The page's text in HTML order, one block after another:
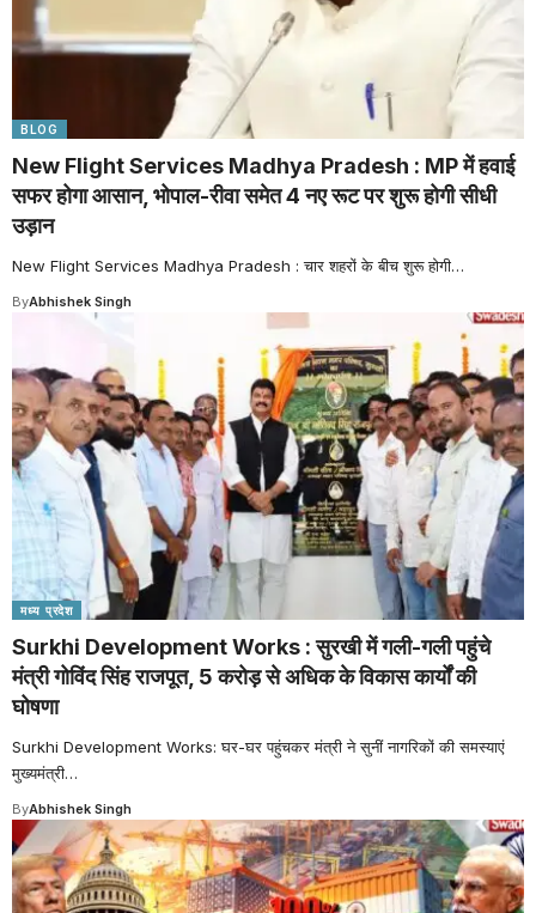
BLOG
New Flight Services Madhya Pradesh : MP में हवाई
सफर होगा आसान, भोपाल-रीवा समेत 4 नए रूट पर शुरू होगी सीधी
उड़ान
New Flight Services Madhya Pradesh : चार शहरों के बीच शुरू होगी…
ByAbhishek Singh
मध्य प्रदेश
Surkhi Development Works : सुरखी में गली-गली पहुंचे
मंत्री गोविंद सिंह राजपूत, 5 करोड़ से अधिक के विकास कार्यों की
घोषणा
Surkhi Development Works: घर-घर पहुंचकर मंत्री ने सुनीं नागरिकों की समस्याएं
मुख्यमंत्री…
ByAbhishek Singh